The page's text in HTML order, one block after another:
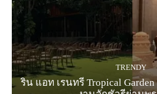
TRENDY
ริน แอท เรนทรี Tropical